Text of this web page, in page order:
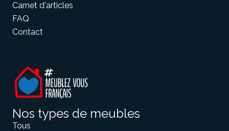
Carnet d'articles
FAQ
Contact
Nos types de meubles
Tous